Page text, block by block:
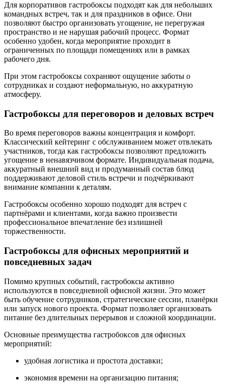
Для корпоративов гастробоксы подходят как для небольших
командных встреч, так и для праздников в офисе. Они
позволяют быстро организовать угощение, не перегружая
пространство и не нарушая рабочий процесс. Формат
особенно удобен, когда мероприятие проходит в
ограниченных по площади помещениях или в рамках
рабочего дня.
При этом гастробоксы сохраняют ощущение заботы о
сотрудниках и создают неформальную, но аккуратную
атмосферу.
Гастробоксы для переговоров и деловых встреч
Во время переговоров важны концентрация и комфорт.
Классический кейтеринг с обслуживанием может отвлекать
участников, тогда как гастробоксы позволяют предложить
угощение в ненавязчивом формате. Индивидуальная подача,
аккуратный внешний вид и продуманный состав блюд
поддерживают деловой стиль встречи и подчёркивают
внимание компании к деталям.
Гастробоксы особенно хорошо подходят для встреч с
партнёрами и клиентами, когда важно произвести
профессиональное впечатление без излишней
торжественности.
Гастробоксы для офисных мероприятий и
повседневных задач
Помимо крупных событий, гастробоксы активно
используются в повседневной офисной жизни. Это может
быть обучение сотрудников, стратегические сессии, планёрки
или запуск нового проекта. Формат позволяет организовать
питание без длительных перерывов и сложной координации.
Основные преимущества гастробоксов для офисных
мероприятий:
удобная логистика и простота доставки;
экономия времени на организацию питания;